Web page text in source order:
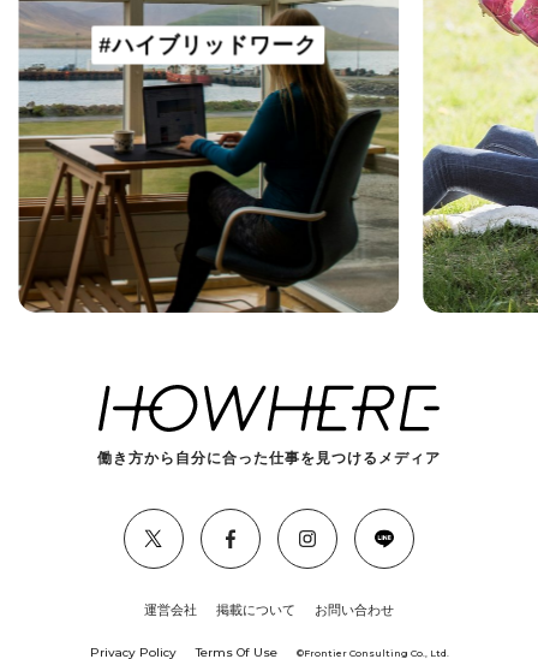
#ハイブリッドワーク
働き方から自分に合った仕事を見つけるメディア
運営会社 掲載について お問い合わせ
Privacy Policy Terms Of Use ©︎Frontier Consulting Co., Ltd.